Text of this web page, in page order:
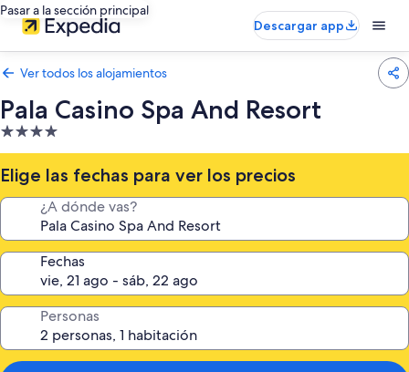
Pasar a la sección principal
Descargar app
Ver todos los alojamientos
Pala Casino Spa And Resort
Alojamiento
de
4.0 estrellas
Elige las fechas para ver los precios
¿A dónde vas?
Fechas
Personas